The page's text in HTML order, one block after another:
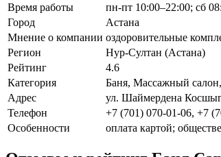
Время работы
пн-пт 10:00–22:00; сб
Город
Астана
Мнение о компании оздоровительные
Регион
Нур-Султан (Астана)
Рейтинг
4.6
Категория
Баня, Массажный
Адрес
ул. Шаймердена
Телефон
+7 (701) 070-01-06, +7
Особенности
оплата картой;